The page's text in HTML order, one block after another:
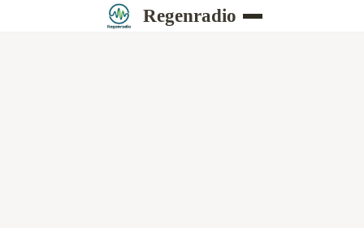
Regenradio